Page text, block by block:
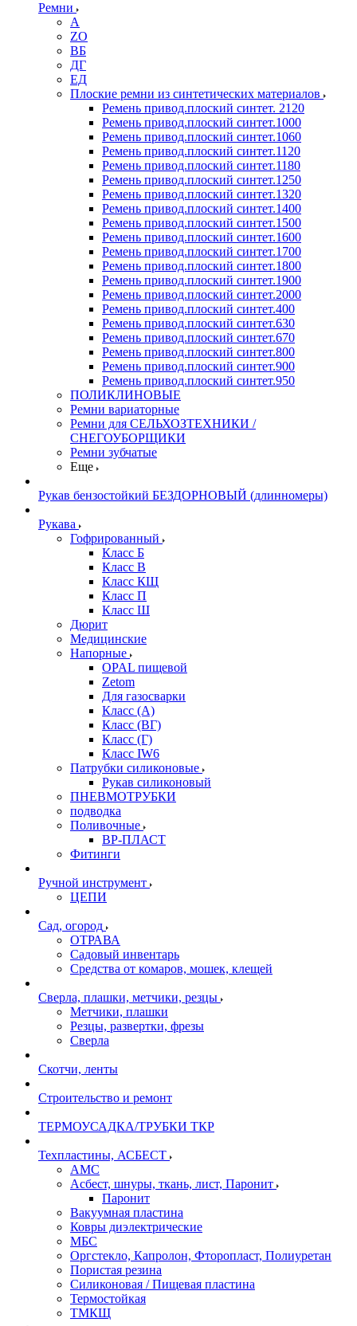
Ремни
A
ZO
ВБ
ДГ
ЕД
Плоские ремни из синтетических материалов
Ремень привод.плоский синтет. 2120
Ремень привод.плоский синтет.1000
Ремень привод.плоский синтет.1060
Ремень привод.плоский синтет.1120
Ремень привод.плоский синтет.1180
Ремень привод.плоский синтет.1250
Ремень привод.плоский синтет.1320
Ремень привод.плоский синтет.1400
Ремень привод.плоский синтет.1500
Ремень привод.плоский синтет.1600
Ремень привод.плоский синтет.1700
Ремень привод.плоский синтет.1800
Ремень привод.плоский синтет.1900
Ремень привод.плоский синтет.2000
Ремень привод.плоский синтет.400
Ремень привод.плоский синтет.630
Ремень привод.плоский синтет.670
Ремень привод.плоский синтет.800
Ремень привод.плоский синтет.900
Ремень привод.плоский синтет.950
ПОЛИКЛИНОВЫЕ
Ремни вариаторные
Ремни для СЕЛЬХОЗТЕХНИКИ /
СНЕГОУБОРЩИКИ
Ремни зубчатые
Еще
Рукав бензостойкий БЕЗДОРНОВЫЙ (длинномеры)
Рукава
Гофрированный
Класс Б
Класс В
Класс КЩ
Класс П
Класс Ш
Дюрит
Медицинские
Напорные
OPAL пищевой
Zetom
Для газосварки
Класс (А)
Класс (ВГ)
Класс (Г)
Класс IW6
Патрубки силиконовые
Рукав силиконовый
ПНЕВМОТРУБКИ
подводка
Поливочные
ВР-ПЛАСТ
Фитинги
Ручной инструмент
ЦЕПИ
Сад, огород
ОТРАВА
Садовый инвентарь
Средства от комаров, мошек, клещей
Сверла, плашки, метчики, резцы
Метчики, плашки
Резцы, развертки, фрезы
Сверла
Скотчи, ленты
Строительство и ремонт
ТЕРМОУСАДКА/ТРУБКИ ТКР
Техпластины, АСБЕСТ
АМС
Асбест, шнуры, ткань, лист, Паронит
Паронит
Вакуумная пластина
Ковры диэлектрические
МБС
Оргстекло, Капролон, Фторопласт, Полиуретан
Пористая резина
Силиконовая / Пищевая пластина
Термостойкая
ТМКЩ